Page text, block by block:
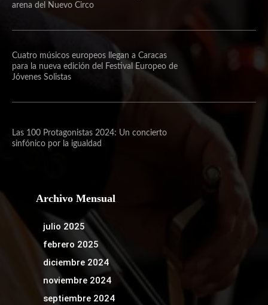
arena del Nuevo Circo
Cuatro músicos europeos llegan a Caracas
para la nueva edición del Festival Europeo de
Jóvenes Solistas
Las 100 Protagonistas 2024: Un concierto
sinfónico por la igualdad
Archivo Mensual
julio 2025
febrero 2025
diciembre 2024
noviembre 2024
septiembre 2024